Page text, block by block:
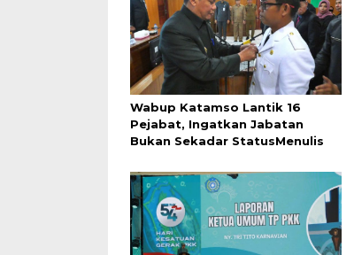
Wabup Katamso Lantik 16
Pejabat, Ingatkan Jabatan
Bukan Sekadar StatusMenulis